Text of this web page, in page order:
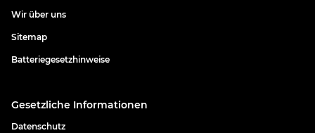
Wir über uns
Sitemap
Batteriegesetzhinweise
Gesetzliche Informationen
Datenschutz